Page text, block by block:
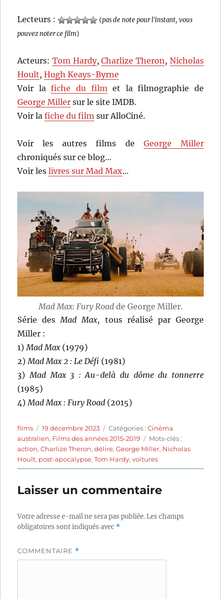
Lecteurs : (pas de note pour l'instant, vous
pouvez noter ce film)
Acteurs: Tom Hardy,Charlize Theron, Nicholas
Hoult,Hugh Keays-Byrne
Voir lafiche du filmet la filmographie de
George Miller sur le site IMDB.
Voir lafiche du film sur AlloCiné.
Voir les autres films de George Miller
chroniqués sur ce blog…
Voir leslivres sur Mad Max…
Mad Max: Fury Road de George Miller.
Série desMad Max, tous réalisé par George
Miller :
1)Mad Max (1979)
2)Mad Max 2 : Le Défi (1981)
3)Mad Max 3 : Au-delà du dôme du tonnerre
(1985)
4)Mad Max : Fury Road (2015)
Auteur
films
Publié
le
19 décembre 2023 Catégories
Catégories :Cinéma
australien, Films des années 2015-2019 Étiquettes
Mots-clés :
action,Charlize Theron,délire,George Miller, Nicholas
Hoult, post-apocalypse,Tom Hardy,voitures
Laisser un commentaire
Votre adresse e-mail ne sera pas publiée.Les champs
obligatoires sont indiqués avec *
COMMENTAIRE *